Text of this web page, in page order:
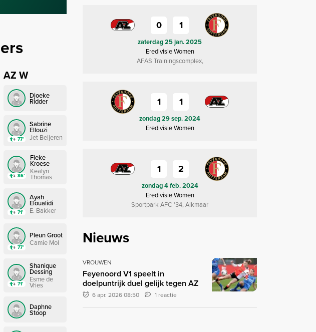
AZ W
Djoeke
Ridder
Sabrine
Ellouzi
Jet Beijeren
77’
Fieke
Kroese
Kealyn
Thomas
86’
Ayah
Eloualidi
E. Bakker
71’
Pleun Groot
Camie Mol
77’
Shanique
Dessing
Esme de
Vries
71’
Daphne
Stoop
0 1
zaterdag 25 jan. 2025
Eredivisie Women
AFAS Trainingscomplex,
1 1
zondag 29 sep. 2024
Eredivisie Women
1 2
zondag 4 feb. 2024
Eredivisie Women
Sportpark AFC '34, Alkmaar
Nieuws
VROUWEN
Feyenoord V1 speelt in
doelpuntrijk duel gelijk tegen AZ
6 apr. 2026 08:50 1 reactie